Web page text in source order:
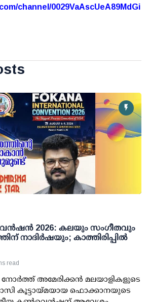
channel/0029VaAscUeA89MdGi
2026: കലയും സംഗീതവും
നാദിര്‍ഷയും; കാത്തിരിപ്പില്‍
read
അമേരിക്കന്‍ മലയാളികളുടെ
കൂട്ടായ്മയായ ഫൊക്കാനയുടെ